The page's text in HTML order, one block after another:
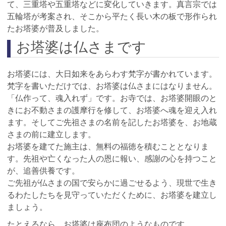
て、三重塔や五重塔などに変化していきます。真言宗では
五輪塔が考案され、そこから平たく長い木の板で形作られ
たお塔婆が普及しました。
お塔婆は仏さまです
お塔婆には、大日如来をあらわす梵字が書かれています。
梵字を書いただけでは、お塔婆は仏さまにはなりません。
「仏作って、魂入れず」です。お寺では、お塔婆開眼のと
きにお不動さまの護摩行を修して、お塔婆へ魂を迎え入れ
ます。そしてご先祖さまの名前を記したお塔婆を、お地蔵
さまの前に建立します。
お塔婆を建てた施主は、無料の福徳を積むこととなりま
す。先祖や亡くなった人の恩に報い、感謝の心を持つこと
が、追善供養です。
ご先祖が仏さまの国で安らかに過ごせるよう、現世で生き
るわたしたちを見守っていただくために、お塔婆を建立し
ましょう。